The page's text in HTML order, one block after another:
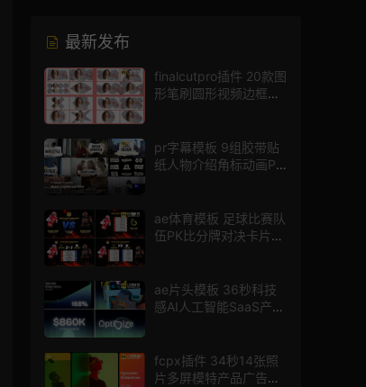
最新发布
finalcutpro插件 20款图
形笔刷圆形视频边框遮
pr字幕模板 9组胶带贴
纸人物介绍角标动画PR
ae体育模板 足球比赛队
伍PK比分牌对决卡片球
ae片头模板 36秒科技
感AI人工智能SaaS产品
fcpx插件 34秒14张照
片多屏模特产品广告宣